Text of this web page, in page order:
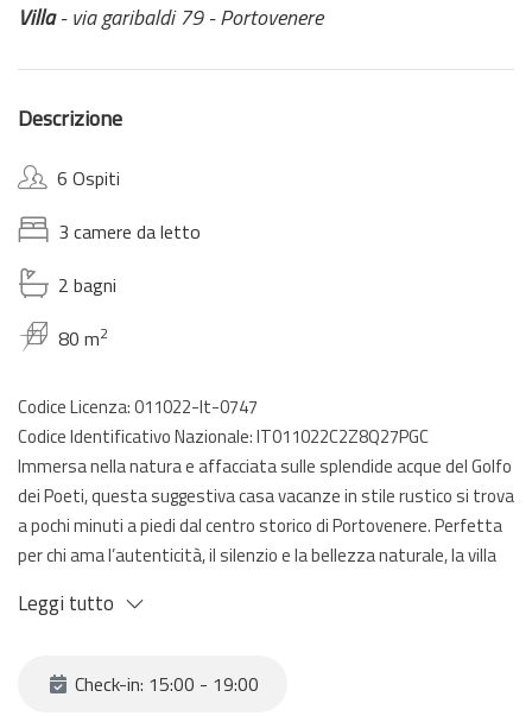
Villa- via garibaldi 79 - Portovenere
Descrizione
6 Ospiti
3 camere da letto
2 bagni
80 m2
Codice Licenza: 011022-lt-0747
Codice Identificativo Nazionale: IT011022C2Z8Q27PGC
Immersa nella natura e affacciata sulle splendide acque del Golfo
dei Poeti, questa suggestiva casa vacanze in stile rustico si trova
a pochi minuti a piedi dal centro storico di Portovenere. Perfetta
per chi ama l’autenticità, il silenzio e la bellezza naturale, la villa
185 gradini, quindi la casa è adatta a persone in buona forma
Leggi tutto
Check-in: 15:00 - 19:00